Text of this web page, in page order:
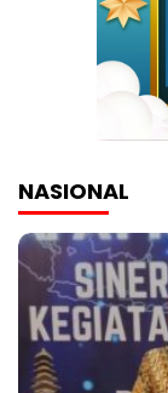
NASIONAL